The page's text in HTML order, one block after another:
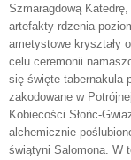
Szmaragdową
artefakty rdzenia
ametystowe kryształy
celu ceremonii
się święte tabernakula
zakodowane w
Kobiecości Słońc-
alchemicznie
świątyni Salomona. W